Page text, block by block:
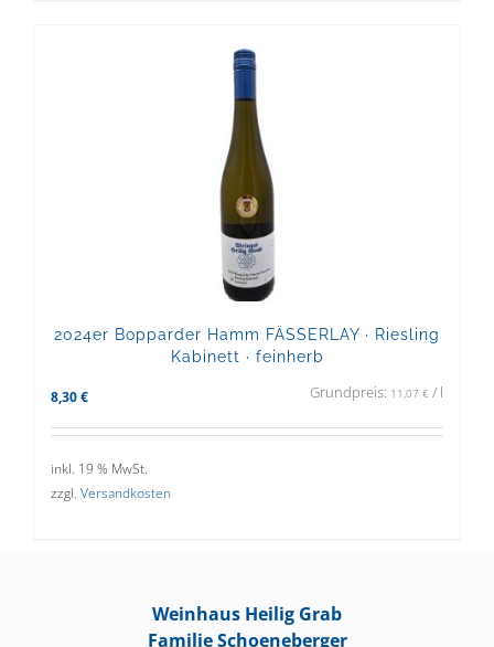
2024er Bopparder Hamm FÄSSERLAY · Riesling
Kabinett · feinherb
8,30 € Grundpreis: 11,07 € / l
inkl. 19 % MwSt.
zzgl. Versandkosten
Weinhaus Heilig Grab
Familie Schoeneberger